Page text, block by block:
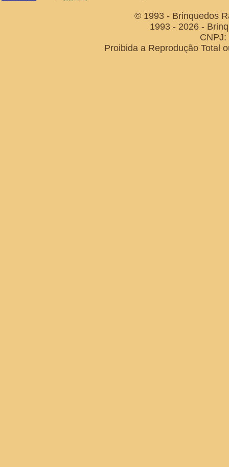
© 1993 - Brinquedos
1993 - 2026 -
Proibida a Reprodução